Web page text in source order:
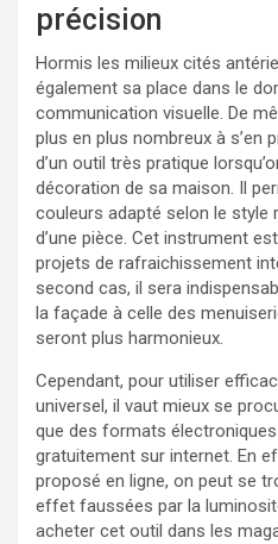
précision
Hormis les milieux cités
également sa place dans le
communication visuelle. De
plus en plus nombreux à s’en
d’un outil très pratique
décoration de sa maison. Il
couleurs adapté selon le style
d’une pièce. Cet instrument
projets de rafraichissement
second cas, il sera
la façade à celle des
seront plus harmonieux.
Cependant, pour utiliser
universel, il vaut mieux se
que des formats
gratuitement sur internet. En
proposé en ligne, on peut se
effet faussées par la
acheter cet outil dans les